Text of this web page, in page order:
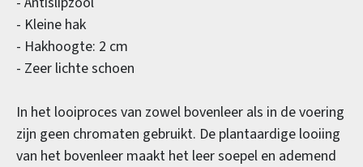
- Kleine hak
- Hakhoogte: 2 cm
- Zeer lichte schoen
In het looiproces van zowel bovenleer als in de voering
zijn geen chromaten gebruikt. De plantaardige looiing
van het bovenleer maakt het leer soepel en ademend